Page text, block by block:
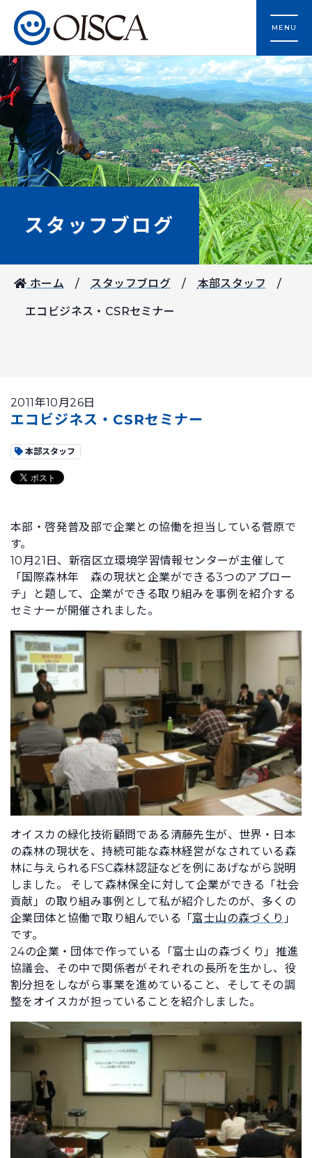
MENU
スタッフブログ
ホーム スタッフブログ 本部スタッフ
エコビジネス・CSRセミナー
2011年10月26日
エコビジネス・CSRセミナー
本部スタッフ
本部・啓発普及部で企業との協働を担当している菅原で
す。
10月21日、新宿区立環境学習情報センターが主催して
「国際森林年 森の現状と企業ができる3つのアプロー
チ」と題して、企業ができる取り組みを事例を紹介する
セミナーが開催されました。
オイスカの緑化技術顧問である清藤先生が、世界・日本
の森林の現状を、持続可能な森林経営がなされている森
林に与えられるFSC森林認証などを例にあげながら説明
しました。 そして森林保全に対して企業ができる「社会
貢献」の取り組み事例として私が紹介したのが、多くの
企業団体と協働で取り組んでいる「富士山の森づくり 」
です。
24の企業・団体で作っている「富士山の森づくり」推進
協議会、その中で関係者がそれぞれの長所を生かし、役
割分担をしながら事業を進めていること、そしてその調
整をオイスカが担っていることを紹介しました。